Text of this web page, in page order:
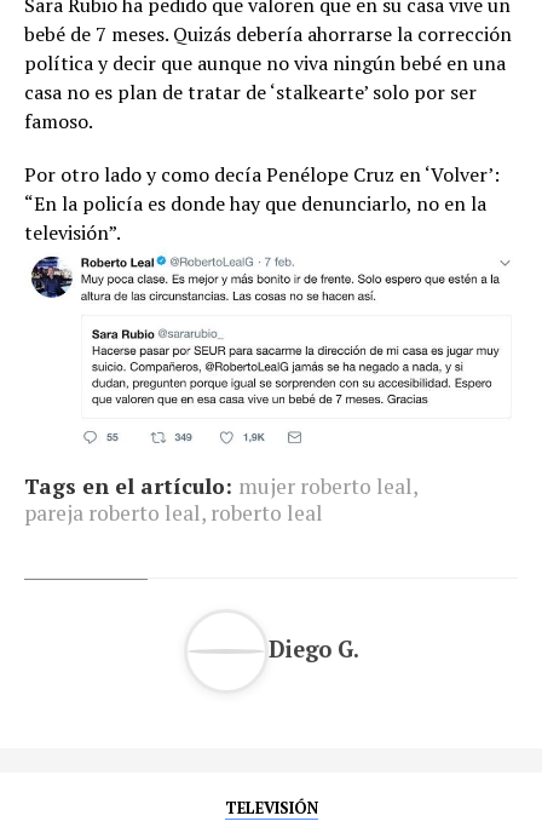
bebé de 7 meses. Quizás debería ahorrarse la corrección
política y decir que aunque no viva ningún bebé en una
casa no es plan de tratar de ‘stalkearte’ solo por ser
famoso.
Por otro lado y como decía Penélope Cruz en ‘Volver’:
“En la policía es donde hay que denunciarlo, no en la
televisión”.
Tags en el artículo: mujer roberto leal,
pareja roberto leal, roberto leal
Diego G.
TELEVISIÓN